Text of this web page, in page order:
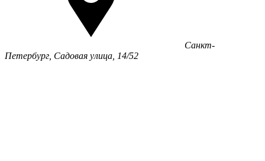
Санкт-
Петербург, Садовая улица, 14/52